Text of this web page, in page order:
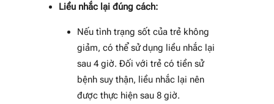
Liều nhắc lại đúng cách:
Nếu tình trạng sốt của trẻ không
giảm, có thể sử dụng liều nhắc lại
sau 4 giờ. Đối với trẻ có tiền sử
bệnh suy thận, liều nhắc lại nên
được thực hiện sau 8 giờ.